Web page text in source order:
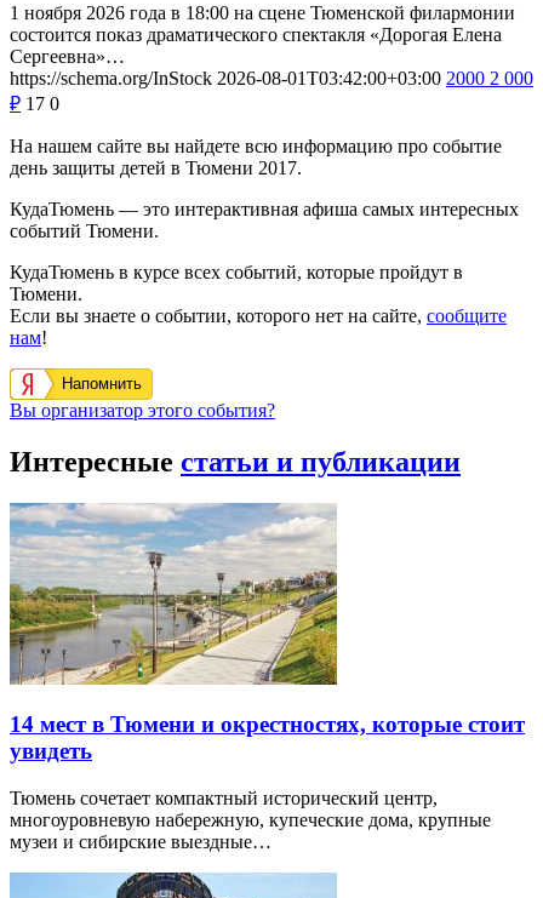
1 ноября 2026 года в 18:00 на сцене Тюменской филармонии
состоится показ драматического спектакля «Дорогая Елена
Сергеевна»…
https://schema.org/InStock 2026-08-01T03:42:00+03:00 2000 2 000
₽ 17 0
На нашем сайте вы найдете всю информацию про событие
день защиты детей в Тюмени 2017.
КудаТюмень — это интерактивная афиша самых интересных
событий Тюмени.
КудаТюмень в курсе всех событий, которые пройдут в
Тюмени.
Если вы знаете о событии, которого нет на сайте, сообщите
нам!
Напомнить
Вы организатор этого события?
Интересные статьи и публикации
14 мест в Тюмени и окрестностях, которые стоит
увидеть
Тюмень сочетает компактный исторический центр,
многоуровневую набережную, купеческие дома, крупные
музеи и сибирские выездные…